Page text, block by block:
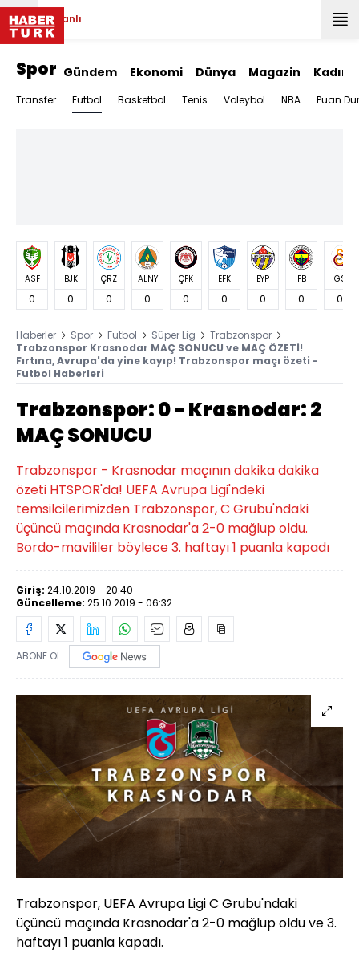
Canlı
Spor Gündem Ekonomi Dünya Magazin Kadın
Transfer Futbol Basketbol Tenis Voleybol NBA Puan
ASF
0
BJK
0
ÇRZ
0
ALNY
0
ÇFK
0
EFK
0
EYP
0
FB
0
GS
0
Haberler Spor Futbol Süper Lig
Trabzonspor
Trabzonspor Krasnodar MAÇ SONUCU ve MAÇ ÖZETİ!
Fırtına, Avrupa'da yine kayıp! Trabzonspor maçı özeti -
Futbol Haberleri
Trabzonspor: 0 - Krasnodar: 2
MAÇ SONUCU
Trabzonspor - Krasnodar maçının dakika dakika
özeti HTSPOR'da! UEFA Avrupa Ligi'ndeki
temsilcilerimizden Trabzonspor, C Grubu'ndaki
üçüncü maçında Krasnodar'a 2-0 mağlup oldu.
Bordo-mavililer böylece 3. haftayı 1 puanla kapadı
Giriş: 24.10.2019 - 20:40
Güncelleme: 25.10.2019 - 06:32
ABONE OL
Trabzonspor, UEFA Avrupa Ligi C Grubu'ndaki
üçüncü maçında Krasnodar'a 2-0 mağlup oldu ve 3.
haftayı 1 puanla kapadı.